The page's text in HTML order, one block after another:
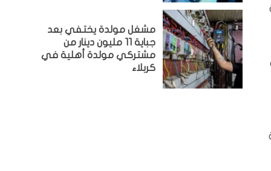
مشغل مولدة يختفي بعد
جباية 11 مليون دينار من
مشتركي مولدة أهلية في
كربلاء